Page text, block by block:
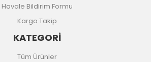
Havale Bildirim Formu
Kargo Takip
KATEGORİ
Tüm Ürünler